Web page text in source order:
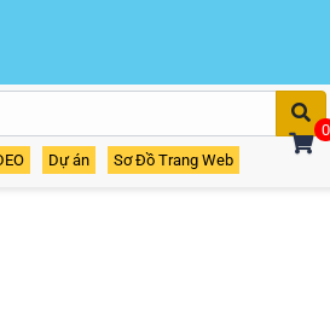
Dự án Sơ Đồ Trang Web
0